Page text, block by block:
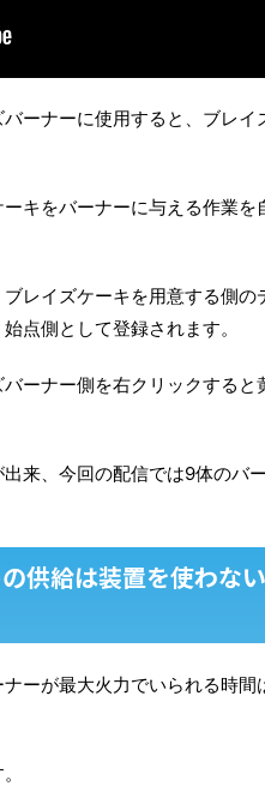
ーナーに使用すると、ブレイ
キをバーナーに与える作業
レイズケーキを用意する側の
点側として登録されます。
ーナー側を右クリックすると
来、今回の配信では9体のバ
供給は装置を使わな
ーが最大火力でいられる時間